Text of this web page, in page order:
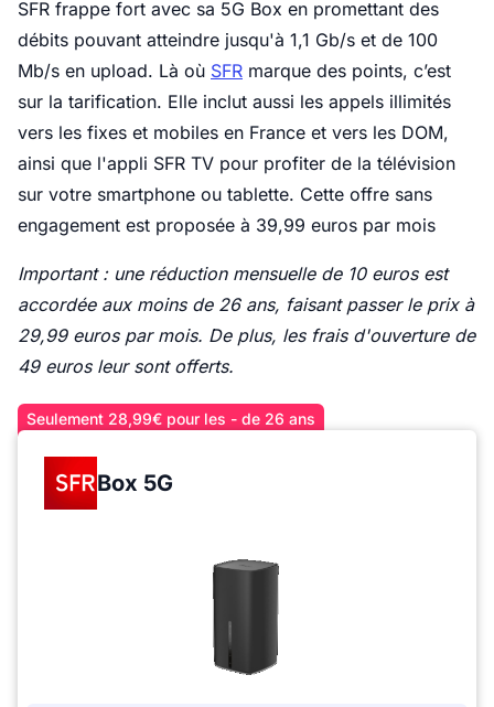
SFR frappe fort avec sa 5G Box en promettant des
débits pouvant atteindre jusqu'à 1,1 Gb/s et de 100
Mb/s en upload. Là où SFR marque des points, c’est
sur la tarification. Elle inclut aussi les appels illimités
vers les fixes et mobiles en France et vers les DOM,
ainsi que l'appli SFR TV pour profiter de la télévision
sur votre smartphone ou tablette. Cette offre sans
engagement est proposée à 39,99 euros par mois
Important : une réduction mensuelle de 10 euros est
accordée aux moins de 26 ans, faisant passer le prix à
29,99 euros par mois. De plus, les frais d'ouverture de
49 euros leur sont offerts.
Seulement 28,99€ pour les - de 26 ans
Box 5G